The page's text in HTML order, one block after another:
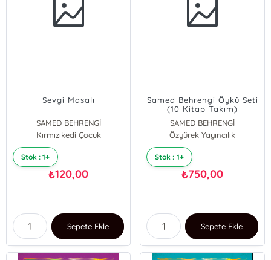
Sevgi Masalı
SAMED BEHRENGİ
Kırmızıkedi Çocuk
Stok : 1+
₺120,00
Sepete Ekle
Samed Behrengi Öykü Seti
(10 Kitap Takım)
SAMED BEHRENGİ
Özyürek Yayıncılık
Stok : 1+
₺750,00
Sepete Ekle